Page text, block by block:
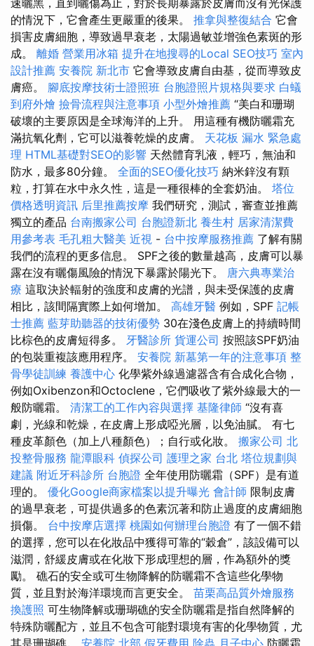
的情況下，它會產生更嚴重的後果。 推拿與整復結合 它會
損害皮膚細胞，導致過早衰老，太陽過敏並增強色素斑的形
成。 離婚 營業用冰箱 提升在地搜尋的Local SEO技巧 室內
設計推薦 安養院 新北市 它會導致皮膚自由基，從而導致皮
膚癌。 腳底按摩技術士證照班 台胞證照片規格與要求 白蟻
到府外燴 撿骨流程與注意事項 小型外燴推薦 “美白和珊瑚
破壞的主要原因是全球海洋的上升。 用這種有機防曬霜充
滿抗氧化劑，它可以滋養乾燥的皮膚。 天花板 漏水 緊急處
理 HTML基礎對SEO的影響 天然體育乳液，輕巧，無油和
防水，最多80分鐘。 全面的SEO優化技巧 納米鋅沒有顆
粒，打算在水中永久性，這是一種很棒的全套奶油。 塔位
價格透明資訊 后里推薦按摩 我們研究，測試，審查並推薦
獨立的產品 台南搬家公司 台胞證新北 養生村 居家清潔費
用參考表 毛孔粗大醫美 近視 - 台中按摩服務推薦 了解有關
我們的流程的更多信息。 SPF之後的數量越高，皮膚可以暴
露在沒有曬傷風險的情況下暴露於陽光下。 唐六典專業治
療 這取決於輻射的強度和皮膚的光譜，與未受保護的皮膚
相比，該間隔實際上如何增加。 高雄牙醫 例如，SPF 記帳
士推薦 藍芽助聽器的技術優勢 30在淺色皮膚上的持續時間
比棕色的皮膚短得多。 牙醫診所 貨運公司 按照該SPF奶油
的包裝重複該應用程序。 安養院 新墓第一年的注意事項 整
骨學徒訓練 養護中心 化學紫外線過濾器含有合成化合物，
例如Oxibenzon和Octoclene，它們吸收了紫外線最大的一
般防曬霜。 清潔工的工作內容與選擇 基隆律師 “沒有喜
劇，光線和乾燥，在皮膚上形成啞光層，以免油膩。 有七
種皮革顏色（加上八種顏色）；自行或化妝。 搬家公司 北
投整骨服務 龍潭眼科 偵探公司 護理之家 台北 塔位規劃與
建議 附近牙科診所 台胞證 全年使用防曬霜（SPF）是有道
理的。 優化Google商家檔案以提升曝光 會計師 限制皮膚
的過早衰老，可提供過多的色素沉著和防止過度的皮膚細胞
損傷。 台中按摩店選擇 桃園如何辦理台胞證 有了一個不錯
的選擇，您可以在化妝品中獲得可靠的“穀倉”，該設備可以
滋潤，舒緩皮膚或在化妝下形成理想的層，作為額外的獎
勵。 礁石的安全或可生物降解的防曬霜不含這些化學物
質，並且對於海洋環境而言更安全。 苗栗高品質外燴服務
換護照 可生物降解或珊瑚礁的安全防曬霜是指自然降解的
特殊防曬配方，並且不包含可能對環境有害的化學物質，尤
其是珊瑚礁。 安養院 北部 假牙費用 除蟲 月子中心 防曬霜